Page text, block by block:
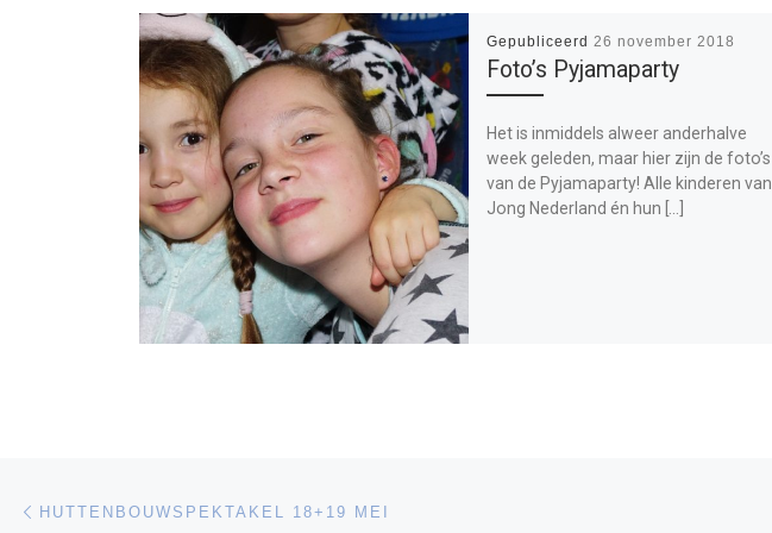
Gepubliceerd 26 november 2018
Foto’s Pyjamaparty
Het is inmiddels alweer anderhalve
week geleden, maar hier zijn de foto’s
van de Pyjamaparty! Alle kinderen van
Jong Nederland én hun […]
Bericht navigatie
HUTTENBOUWSPEKTAKEL 18+19 MEI